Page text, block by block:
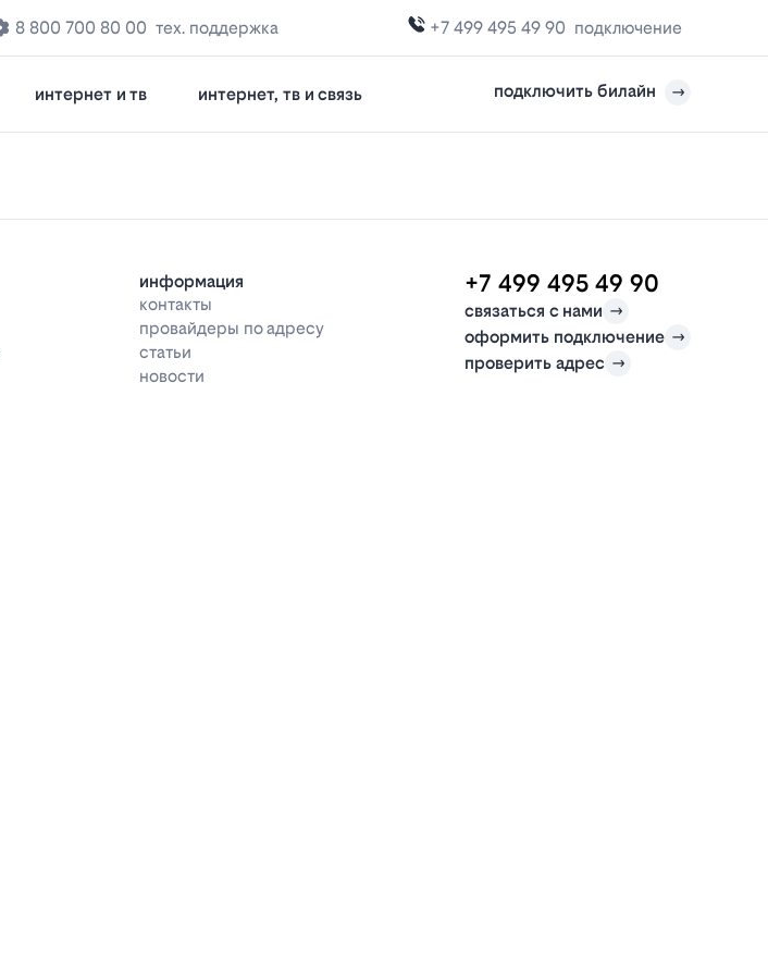
8 800 700 80 00 тех. поддержка +7 499 495 49 90 подключение
интернет и тв интернет, тв и связь подключить билайн
информация
контакты
провайдеры по адресу
статьи
новости
+7 499 495 49 90
связаться с нами
оформить подключение
проверить адрес